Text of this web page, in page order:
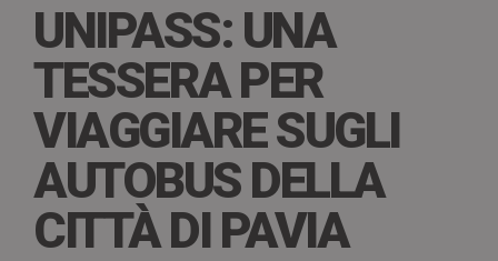
UNIPASS: UNA
TESSERA PER
VIAGGIARE SUGLI
AUTOBUS DELLA
CITTÀ DI PAVIA